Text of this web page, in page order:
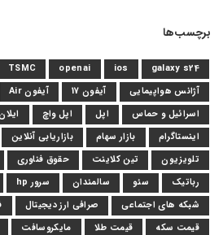
برچسب‌ها
galaxy s24
ios
openai
TSMC
آژانس هواپیمایی
آیفون 17 آیفون Air
اسرائیل و حماس
اپل اپل واچ
اینستاگرام
بازار سهام بازاریابی آنلاین
تلویزیون
تین کلاینت حقوق فناوری
رباتیک
سئو سالمندان سرور hp
شبکه های اجتماعی
صرافی ارز دیجیتال
قیمت سکه
قیمت طلا مایکروسافت